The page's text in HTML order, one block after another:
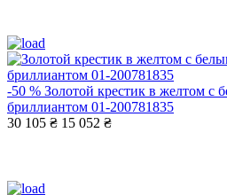
-50 % Золотой крестик в желтом с
бриллиантом 01-200781835
30 105 ₴ 15 052 ₴